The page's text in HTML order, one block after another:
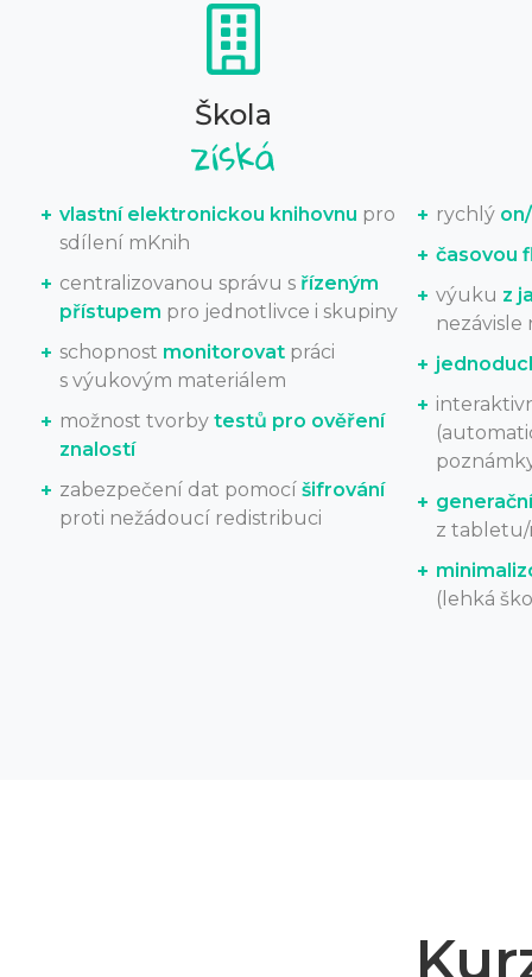
Škola
vlastní elektronickou knihovnu pro
sdílení mKnih
centralizovanou správu s řízeným
přístupem pro jednotlivce i skupiny
schopnost monitorovatpráci
s výukovým materiálem
možnost tvorby testů pro ověření
znalostí
zabezpečení dat pomocí šifrování
proti nežádoucí redistribuci
rychlý
časovou
výuku z
nezávisle
z
(lehká